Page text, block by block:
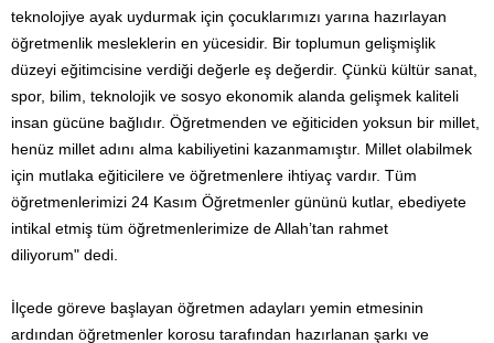
teknolojiye ayak uydurmak için çocuklarımızı yarına hazırlayan
öğretmenlik mesleklerin en yücesidir. Bir toplumun gelişmişlik
düzeyi eğitimcisine verdiği değerle eş değerdir. Çünkü kültür sanat,
spor, bilim, teknolojik ve sosyo ekonomik alanda gelişmek kaliteli
insan gücüne bağlıdır. Öğretmenden ve eğiticiden yoksun bir millet,
henüz millet adını alma kabiliyetini kazanmamıştır. Millet olabilmek
için mutlaka eğiticilere ve öğretmenlere ihtiyaç vardır. Tüm
öğretmenlerimizi 24 Kasım Öğretmenler gününü kutlar, ebediyete
intikal etmiş tüm öğretmenlerimize de Allah’tan rahmet
diliyorum" dedi.
İlçede göreve başlayan öğretmen adayları yemin etmesinin
ardından öğretmenler korosu tarafından hazırlanan şarkı ve